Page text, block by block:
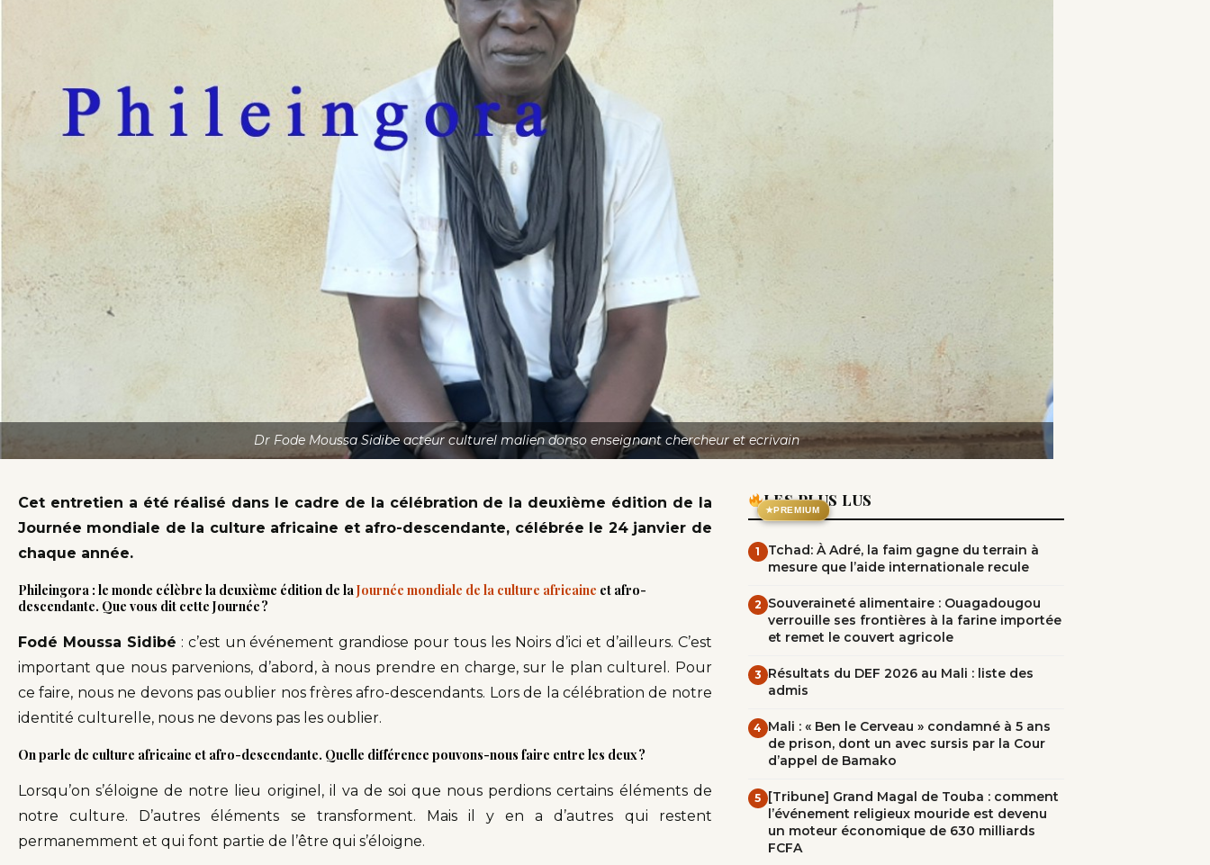
Dr Fode Moussa Sidibe acteur culturel malien donso enseignant chercheur et ecrivain
Cet entretien a été réalisé dans le cadre de la célébration de la deuxième édition de la
Journée mondiale de la culture africaine et afro-descendante, célébrée le 24 janvier de
chaque année.
Phileingora : le monde célèbre la deuxième édition de la Journée mondiale de la culture africaine et afro-
descendante. Que vous dit cette Journée ?
Fodé Moussa Sidibé : c’est un événement grandiose pour tous les Noirs d’ici et d’ailleurs. C’est
important que nous parvenions, d’abord, à nous prendre en charge, sur le plan culturel. Pour
ce faire, nous ne devons pas oublier nos frères afro-descendants. Lors de la célébration de notre
identité culturelle, nous ne devons pas les oublier.
On parle de culture africaine et afro-descendante. Quelle différence pouvons-nous faire entre les deux ?
Lorsqu’on s’éloigne de notre lieu originel, il va de soi que nous perdions certains éléments de
notre culture. D’autres éléments se transforment. Mais il y en a d’autres qui restent
permanemment et qui font partie de l’être qui s’éloigne.
★PREMIUM
LES PLUS LUS
1
Tchad: À Adré, la faim gagne du terrain à
mesure que l’aide internationale recule
2 Souveraineté alimentaire : Ouagadougou
verrouille ses frontières à la farine importée
et remet le couvert agricole
3 Résultats du DEF 2026 au Mali : liste des
admis
4 Mali : « Ben le Cerveau » condamné à 5 ans
de prison, dont un avec sursis par la Cour
d’appel de Bamako
5 [Tribune] Grand Magal de Touba : comment
l’événement religieux mouride est devenu
un moteur économique de 630 milliards
FCFA